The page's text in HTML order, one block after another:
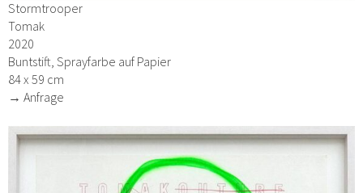
Stormtrooper
Tomak
2020
Buntstift, Sprayfarbe auf Papier
84 x 59 cm
→ Anfrage